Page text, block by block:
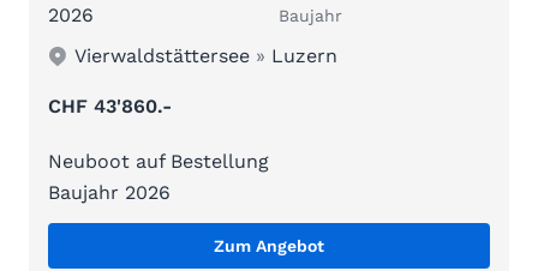
2026 Baujahr
Vierwaldstättersee » Luzern
CHF 43'860.-
Neuboot auf Bestellung
Baujahr 2026
Zum Angebot